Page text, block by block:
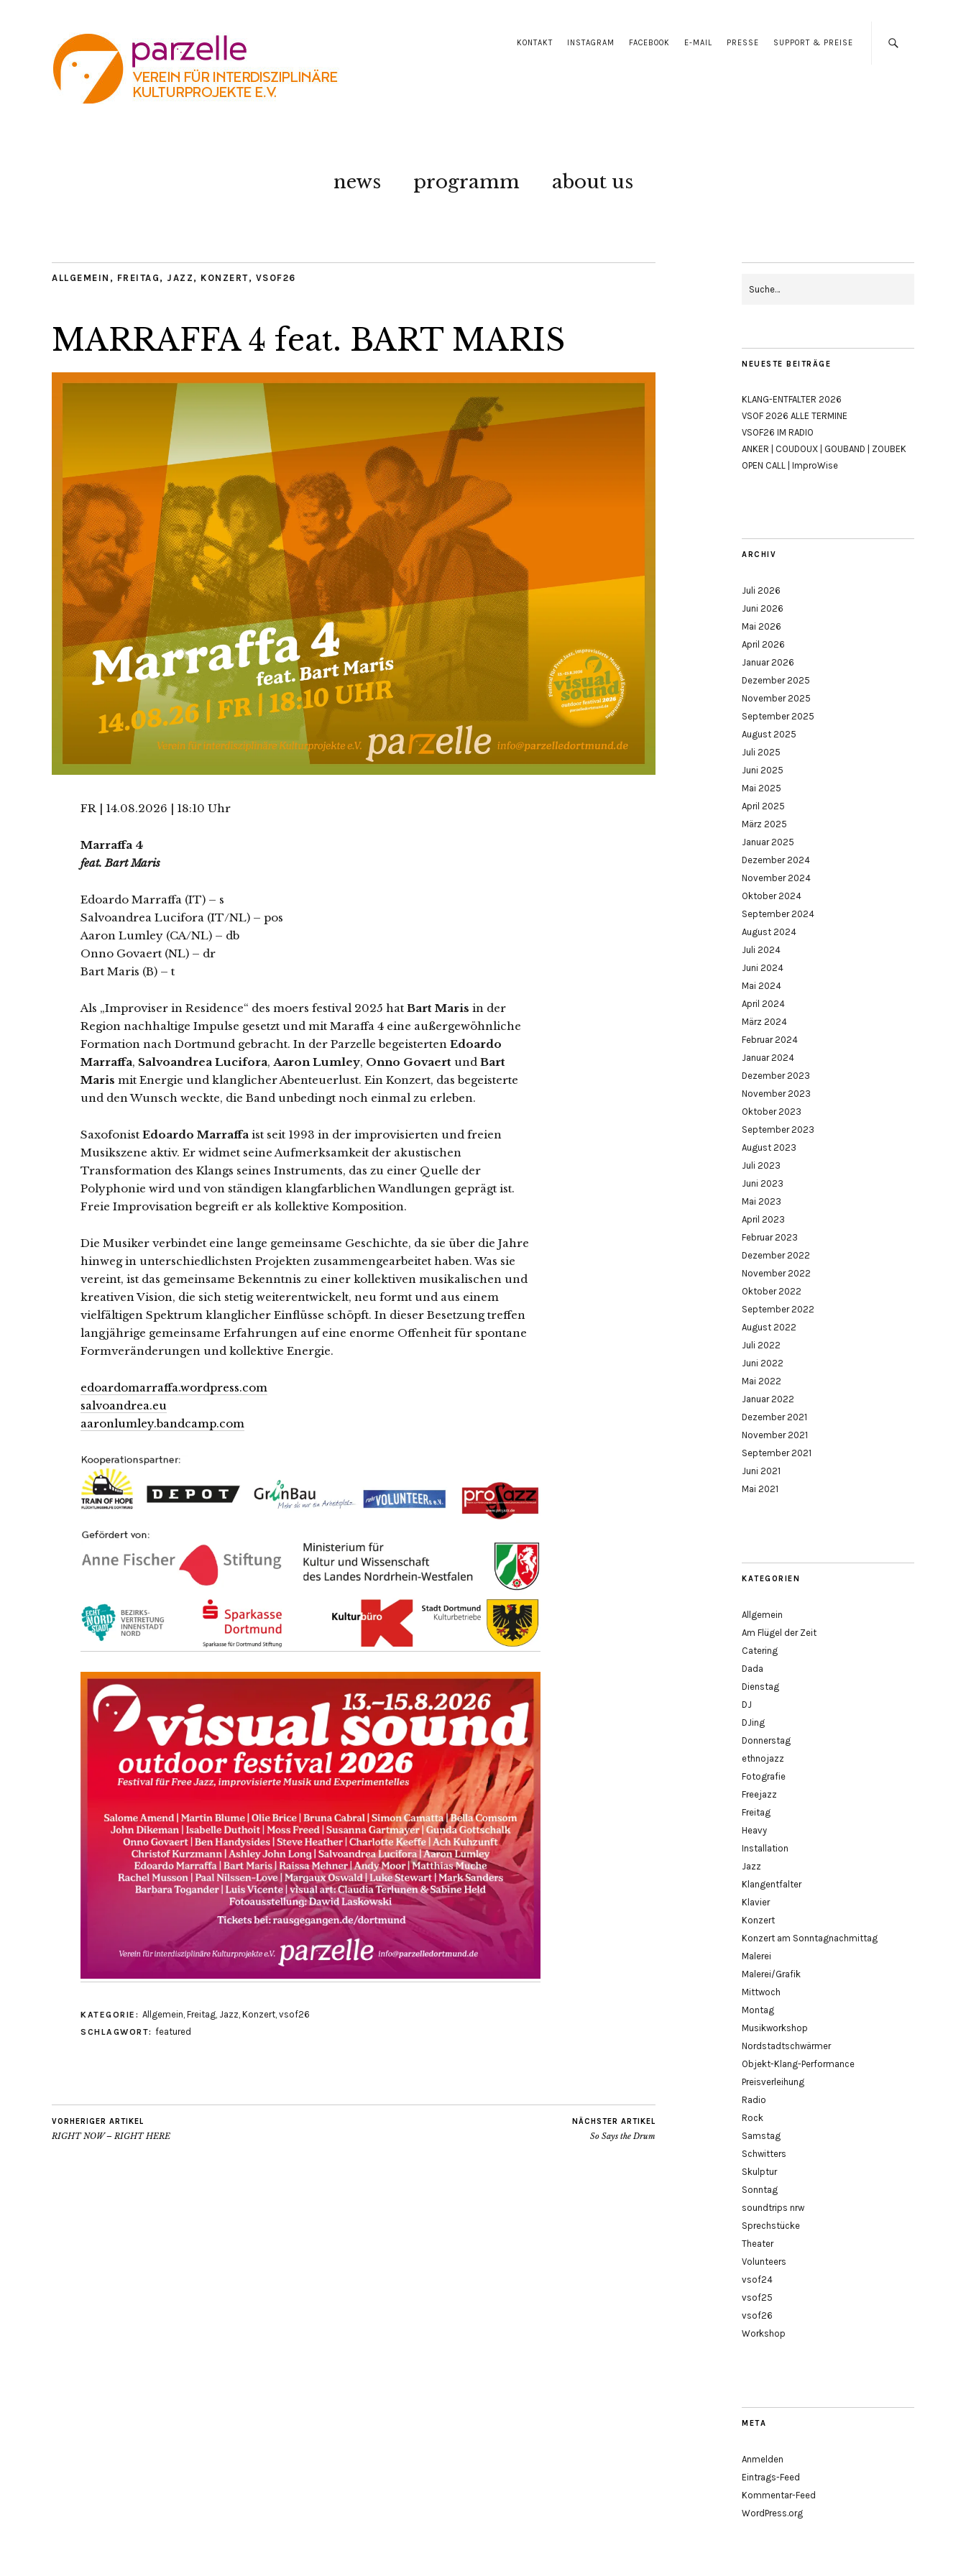
KONTAKT INSTAGRAM FACEBOOK E-MAIL PRESSE SUPPORT & PREISE
news programm about us
ALLGEMEIN , FREITAG , JAZZ , KONZERT, VSOF26
MARRAFFA 4 feat. BART MARIS
FR | 14.08.2026 | 18:10 Uhr
Marraffa 4
feat. BartMaris
Edoardo Marraffa (IT) – s
Salvoandrea Lucifora (IT/NL) – pos
Aaron Lumley (CA/NL) – db
Onno Govaert (NL) – dr
Bart Maris (B) – t
Als „Improviser in Residence“ des moers festival 2025 hat Bart Maris in der
Region nachhaltige Impulse gesetzt und mit Maraffa 4 eine außergewöhnliche
Formation nach Dortmund gebracht. In der Parzelle begeisterten Edoardo
Marraffa, Salvoandrea Lucifora, Aaron Lumley, Onno Govaert und Bart
Maris mit Energie und klanglicher Abenteuerlust. Ein Konzert, das begeisterte
und den Wunsch weckte, die Band unbedingt noch einmal zu erleben.
Saxofonist Edoardo Marraffa ist seit 1993 in der improvisierten und freien
Musikszene aktiv. Er widmet seine Aufmerksamkeit der akustischen
Transformation des Klangs seines Instruments, das zu einer Quelle der
Polyphonie wird und von ständigen klangfarblichen Wandlungen geprägt ist.
Freie Improvisation begreift er als kollektive Komposition.
Die Musiker verbindet eine lange gemeinsame Geschichte, da sie über die Jahre
hinweg in unterschiedlichsten Projekten zusammengearbeitet haben. Was sie
vereint, ist das gemeinsame Bekenntnis zu einer kollektiven musikalischen und
kreativen Vision, die sich stetig weiterentwickelt, neu formt und aus einem
vielfältigen Spektrum klanglicher Einflüsse schöpft. In dieser Besetzung treffen
langjährige gemeinsame Erfahrungen auf eine enorme Offenheit für spontane
Formveränderungen und kollektive Energie.
edoardomarraffa.wordpress.com
salvoandrea.eu
aaronlumley.bandcamp.com
KATEGORIE: Allgemein, Freitag, Jazz, Konzert, vsof26
SCHLAGWORT: featured
VORHERIGER ARTIKEL
RIGHT NOW – RIGHT HERE
NÄCHSTER ARTIKEL
So Says the Drum
NEUESTE BEITRÄGE
KLANG-ENTFALTER 2026
VSOF 2026 ALLE TERMINE
VSOF26 IM RADIO
ANKER | COUDOUX | GOUBAND | ZOUBEK
OPEN CALL | ImproWise
ARCHIV
Juli 2026
Juni 2026
Mai 2026
April 2026
Januar 2026
Dezember 2025
November 2025
September 2025
August 2025
Juli 2025
Juni 2025
Mai 2025
April 2025
März 2025
Januar 2025
Dezember 2024
November 2024
Oktober 2024
September 2024
August 2024
Juli 2024
Juni 2024
Mai 2024
April 2024
März 2024
Februar 2024
Januar 2024
Dezember 2023
November 2023
Oktober 2023
September 2023
August 2023
Juli 2023
Juni 2023
Mai 2023
April 2023
Februar 2023
Dezember 2022
November 2022
Oktober 2022
September 2022
August 2022
Juli 2022
Juni 2022
Mai 2022
Januar 2022
Dezember 2021
November 2021
September 2021
Juni 2021
Mai 2021
KATEGORIEN
Allgemein
Am Flügel der Zeit
Catering
Dada
Dienstag
DJ
DJing
Donnerstag
ethnojazz
Fotografie
Freejazz
Freitag
Heavy
Installation
Jazz
Klangentfalter
Klavier
Konzert
Konzert am Sonntagnachmittag
Malerei
Malerei/Grafik
Mittwoch
Montag
Musikworkshop
Nordstadtschwärmer
Objekt-Klang-Performance
Preisverleihung
Radio
Rock
Samstag
Schwitters
Skulptur
Sonntag
soundtrips nrw
Sprechstücke
Theater
Volunteers
vsof24
vsof25
vsof26
Workshop
META
Anmelden
Eintrags-Feed
Kommentar-Feed
WordPress.org